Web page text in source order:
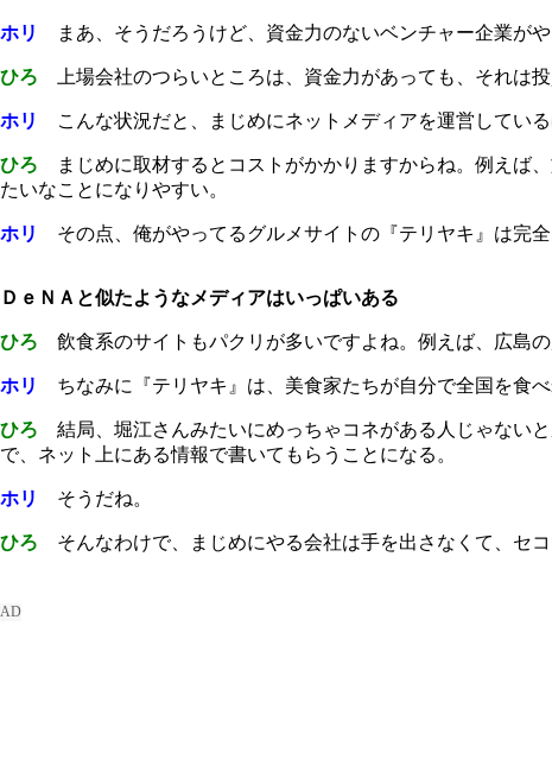
ホリ まあ、そうだろうけど、資金力のないベンチャー企業が
ひろ 上場会社のつらいところは、資金力があっても、それは
ホリ こんな状況だと、まじめにネットメディアを運営している
ひろ まじめに取材するとコストがかかりますからね。例えば
たいなことになりやすい。
ホリ その点、俺がやってるグルメサイトの『テリヤキ』は完
ＤｅＮＡと似たようなメディアはいっぱいある
ひろ 飲食系のサイトもパクリが多いですよね。例えば、広島
ホリ ちなみに『テリヤキ』は、美食家たちが自分で全国を食
ひろ 結局、堀江さんみたいにめっちゃコネがある人じゃない
で、ネット上にある情報で書いてもらうことになる。
ホリ そうだね。
ひろ そんなわけで、まじめにやる会社は手を出さなくて、セ